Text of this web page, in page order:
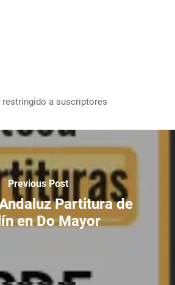
a suscriptores
Previous Post
Partitura de
en Do Mayor